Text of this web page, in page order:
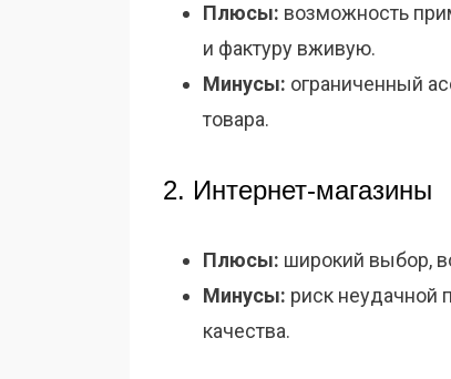
Плюсы: возможность
и фактуру вживую.
Минусы: ограниченный
товара.
2. Интернет-магазины
Плюсы: широкий выбор,
Минусы: риск неудачной
качества.